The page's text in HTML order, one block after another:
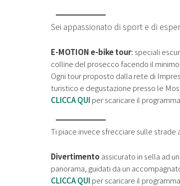
Sei appassionato di sport e di
E-MOTION e-bike tour: speciali
colline del prosecco facendo il
Ogni tour proposto dalla rete di
turistico e degustazione presso le
CLICCA QUI per scaricare il
Ti piace invece sfrecciare sulle
Divertimento assicurato in sella ad
panorama, guidati da un
CLICCA QUI per scaricare il